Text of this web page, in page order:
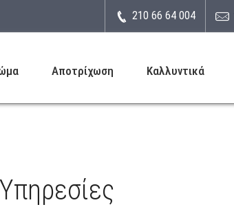
210 66 64 004
Αποτρίχωση Καλλυντικά